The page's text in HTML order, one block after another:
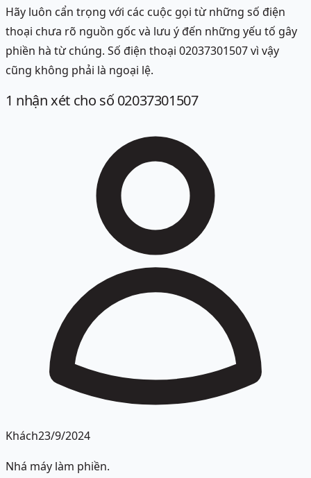
Hãy luôn cẩn trọng với các cuộc gọi từ những số điện
thoại chưa rõ nguồn gốc và lưu ý đến những yếu tố gây
phiền hà từ chúng. Số điện thoại 02037301507 vì vậy
cũng không phải là ngoại lệ.
1 nhận xét cho số 02037301507
Khách23/9/2024
Nhá máy làm phiền.